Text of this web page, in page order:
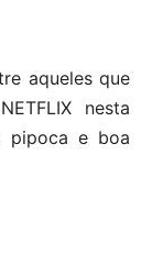
aqueles que
nesta
pipoca e boa